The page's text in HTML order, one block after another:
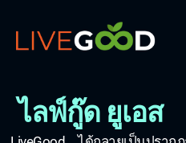
ไลฟ์กู๊ด ยูเอส